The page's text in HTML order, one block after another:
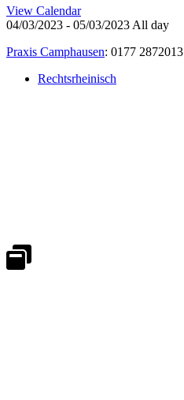
View Calendar
04/03/2023 - 05/03/2023 All day
Praxis Camphausen: 0177 2872013
Rechtsrheinisch